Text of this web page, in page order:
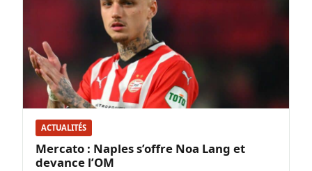
ACTUALITÉS
Mercato : Naples s’offre Noa Lang et
devance l’OM